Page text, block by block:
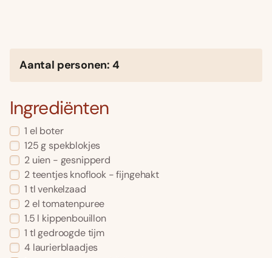
Aantal personen: 4
Ingrediënten
1 el boter
125 g spekblokjes
2 uien - gesnipperd
2 teentjes knoflook - fijngehakt
1 tl venkelzaad
2 el tomatenpuree
1.5 l kippenbouillon
1 tl gedroogde tijm
4 laurierblaadjes